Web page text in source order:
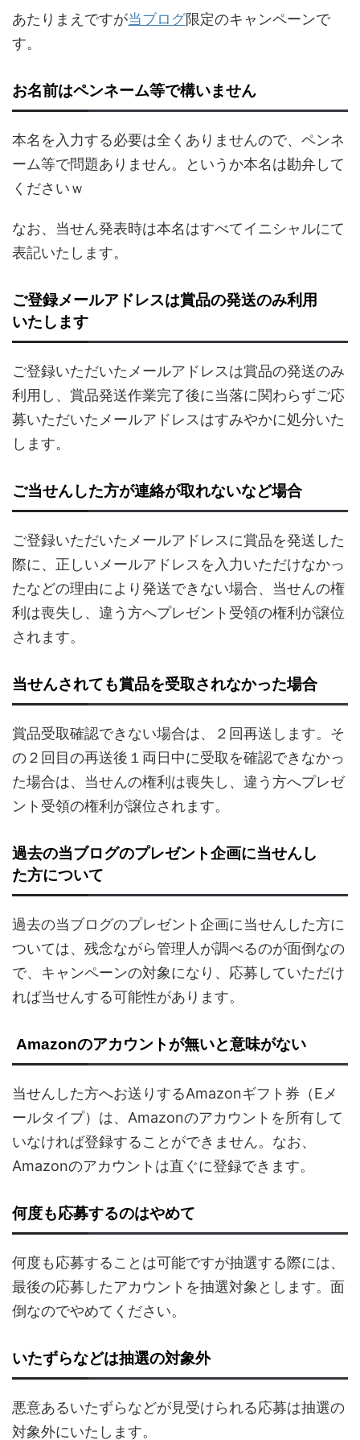
あたりまえですが当ブログ限定のキャンペーンで
す。
お名前はペンネーム等で構いません
本名を入力する必要は全くありませんので、ペンネ
ーム等で問題ありません。というか本名は勘弁して
くださいｗ
なお、当せん発表時は本名はすべてイニシャルにて
表記いたします。
ご登録メールアドレスは賞品の発送のみ利用
いたします
ご登録いただいたメールアドレスは賞品の発送のみ
利用し、賞品発送作業完了後に当落に関わらずご応
募いただいたメールアドレスはすみやかに処分いた
します。
ご当せんした方が連絡が取れないなど場合
ご登録いただいたメールアドレスに賞品を発送した
際に、正しいメールアドレスを入力いただけなかっ
たなどの理由により発送できない場合、当せんの権
利は喪失し、違う方へプレゼント受領の権利が譲位
されます。
当せんされても賞品を受取されなかった場合
賞品受取確認できない場合は、２回再送します。そ
の２回目の再送後１両日中に受取を確認できなかっ
た場合は、当せんの権利は喪失し、違う方へプレゼ
ント受領の権利が譲位されます。
過去の当ブログのプレゼント企画に当せんし
た方について
過去の当ブログのプレゼント企画に当せんした方に
ついては、残念ながら管理人が調べるのが面倒なの
で、キャンペーンの対象になり、応募していただけ
れば当せんする可能性があります。
Amazonのアカウントが無いと意味がない
当せんした方へお送りするAmazonギフト券（Eメ
ールタイプ）は、Amazonのアカウントを所有して
いなければ登録することができません。なお、
Amazonのアカウントは直ぐに登録できます。
何度も応募するのはやめて
何度も応募することは可能ですが抽選する際には、
最後の応募したアカウントを抽選対象とします。面
倒なのでやめてください。
いたずらなどは抽選の対象外
悪意あるいたずらなどが見受けられる応募は抽選の
対象外にいたします。